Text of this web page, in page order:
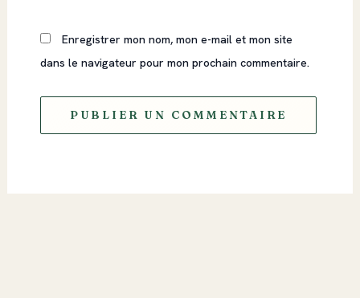
Enregistrer mon nom, mon e-mail et mon site
dans le navigateur pour mon prochain commentaire.